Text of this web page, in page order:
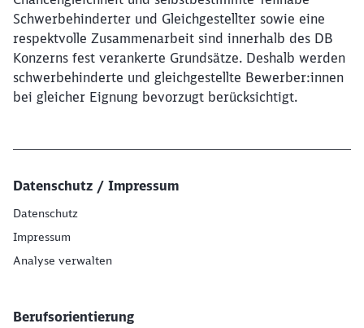
Schwerbehinderter und Gleichgestellter sowie eine
respektvolle Zusammenarbeit sind innerhalb des DB
Konzerns fest verankerte Grundsätze. Deshalb werden
schwerbehinderte und gleichgestellte Bewerber:innen
bei gleicher Eignung bevorzugt berücksichtigt.
Datenschutz / Impressum
Datenschutz
Impressum
Analyse verwalten
Berufsorientierung